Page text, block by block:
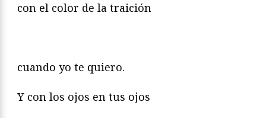
con el color de la traición
cuando yo te quiero.
Y con los ojos en tus ojos